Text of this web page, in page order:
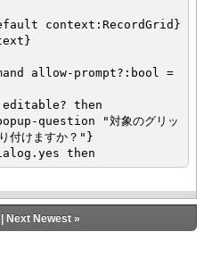
context:RecordGrid}
allow-prompt?:bool =
then
"対象のグリッ
付けますか？"}
then
allow-prompt? =
Next Newest»